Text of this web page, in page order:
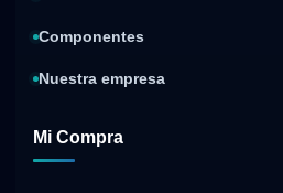
Componentes
Nuestra empresa
Mi Compra